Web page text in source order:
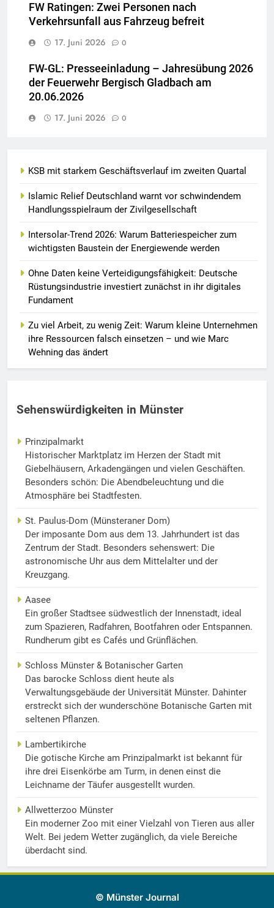
FW Ratingen: Zwei Personen nach
Verkehrsunfall aus Fahrzeug befreit
17. Juni 2026
0
FW-GL: Presseeinladung – Jahresübung 2026
der Feuerwehr Bergisch Gladbach am
20.06.2026
17. Juni 2026
0
KSB mit starkem Geschäftsverlauf im zweiten Quartal
Islamic Relief Deutschland warnt vor schwindendem
Handlungsspielraum der Zivilgesellschaft
Intersolar-Trend 2026: Warum Batteriespeicher zum
wichtigsten Baustein der Energiewende werden
Ohne Daten keine Verteidigungsfähigkeit: Deutsche
Rüstungsindustrie investiert zunächst in ihr digitales
Fundament
Zu viel Arbeit, zu wenig Zeit: Warum kleine Unternehmen
ihre Ressourcen falsch einsetzen – und wie Marc
Wehning das ändert
Sehenswürdigkeiten in Münster
Prinzipalmarkt
Historischer Marktplatz im Herzen der Stadt mit
Giebelhäusern, Arkadengängen und vielen Geschäften.
Besonders schön: Die Abendbeleuchtung und die
Atmosphäre bei Stadtfesten.
St. Paulus-Dom (Münsteraner Dom)
Der imposante Dom aus dem 13. Jahrhundert ist das
Zentrum der Stadt. Besonders sehenswert: Die
astronomische Uhr aus dem Mittelalter und der
Kreuzgang.
Aasee
Ein großer Stadtsee südwestlich der Innenstadt, ideal
zum Spazieren, Radfahren, Bootfahren oder Entspannen.
Rundherum gibt es Cafés und Grünflächen.
Schloss Münster & Botanischer Garten
Das barocke Schloss dient heute als
Verwaltungsgebäude der Universität Münster. Dahinter
erstreckt sich der wunderschöne Botanische Garten mit
seltenen Pflanzen.
Lambertikirche
Die gotische Kirche am Prinzipalmarkt ist bekannt für
ihre drei Eisenkörbe am Turm, in denen einst die
Leichname der Täufer ausgestellt wurden.
Allwetterzoo Münster
Ein moderner Zoo mit einer Vielzahl von Tieren aus aller
Welt. Bei jedem Wetter zugänglich, da viele Bereiche
überdacht sind.
© Münster Journal